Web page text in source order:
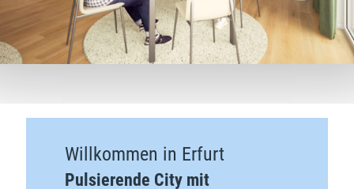
Willkommen in Erfurt
Pulsierende City mit